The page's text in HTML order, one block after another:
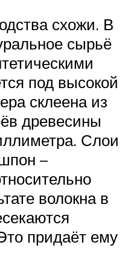
схожи. В
сырьё
под высокой
склеена из
древесины
Слои
–
волокна в
придаёт ему